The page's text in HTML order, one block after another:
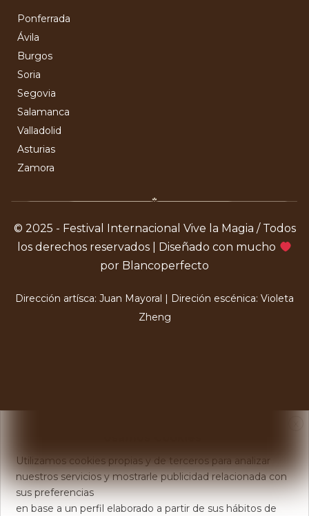
Ponferrada
Ávila
Burgos
Soria
Segovia
Salamanca
Valladolid
Asturias
Zamora
© 2025 - Festival Internacional Vive la Magia / Todos
los derechos reservados | Diseñado con mucho
por Blancoperfecto
Dirección artísca: Juan Mayoral | Direción escénica: Violeta
Zheng
Utilizamos cookies propias y de terceros para analizar
nuestros servicios y mostrarle publicidad relacionada con
sus preferencias
en base a un perfil elaborado a partir de sus hábitos de